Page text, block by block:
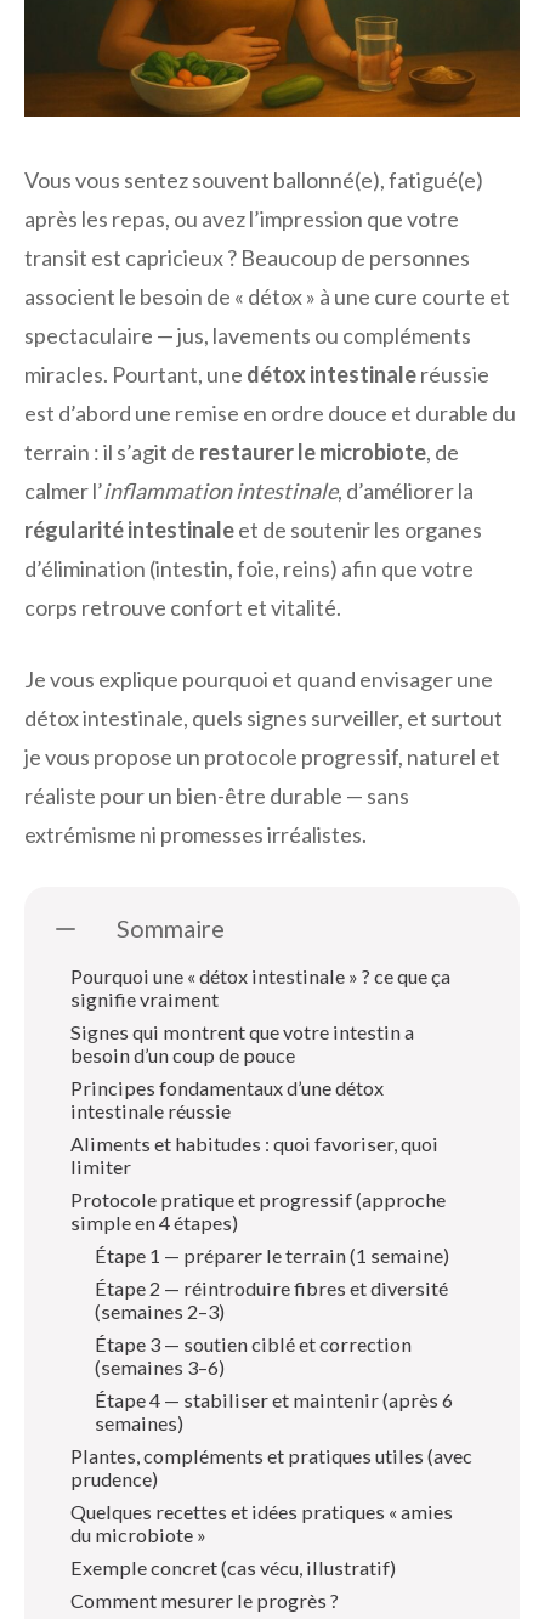
Vous vous sentez souvent ballonné(e), fatigué(e)
après les repas, ou avez l’impression que votre
transit est capricieux ? Beaucoup de personnes
associent le besoin de « détox » à une cure courte et
spectaculaire — jus, lavements ou compléments
miracles. Pourtant, une détox intestinaleréussie
est d’abord une remise en ordre douce et durable du
terrain : il s’agit de restaurer le microbiote, de
calmer l’inflammation intestinale, d’améliorer la
régularité intestinaleet de soutenir les organes
d’élimination (intestin, foie, reins) afin que votre
corps retrouve confort et vitalité.
Je vous explique pourquoi et quand envisager une
détox intestinale, quels signes surveiller, et surtout
je vous propose un protocole progressif, naturel et
réaliste pour un bien-être durable — sans
extrémisme ni promesses irréalistes.
Sommaire
Pourquoi une « détox intestinale » ? ce que ça
signifie vraiment
Signes qui montrent que votre intestin a
besoin d’un coup de pouce
Principes fondamentaux d’une détox
intestinale réussie
Aliments et habitudes : quoi favoriser, quoi
limiter
Protocole pratique et progressif (approche
simple en 4 étapes)
Étape 1 — préparer le terrain (1 semaine)
Étape 2 — réintroduire fibres et diversité
(semaines 2–3)
Étape 3 — soutien ciblé et correction
(semaines 3–6)
Étape 4 — stabiliser et maintenir (après 6
semaines)
Plantes, compléments et pratiques utiles (avec
prudence)
Quelques recettes et idées pratiques « amies
du microbiote »
Exemple concret (cas vécu, illustratif)
Comment mesurer le progrès ?